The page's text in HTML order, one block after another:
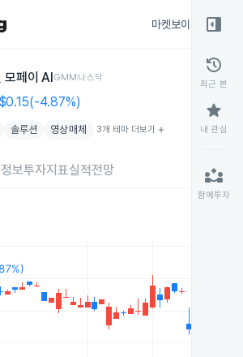
마켓보이스
모페이 AIGMM나스닥
4.87%)
솔루션 영상매체 3개 테마 더보기 add
보투자지표실적전망
right_panel_open
history
최근 본
star
내 관심
partner_exchange
함께투자